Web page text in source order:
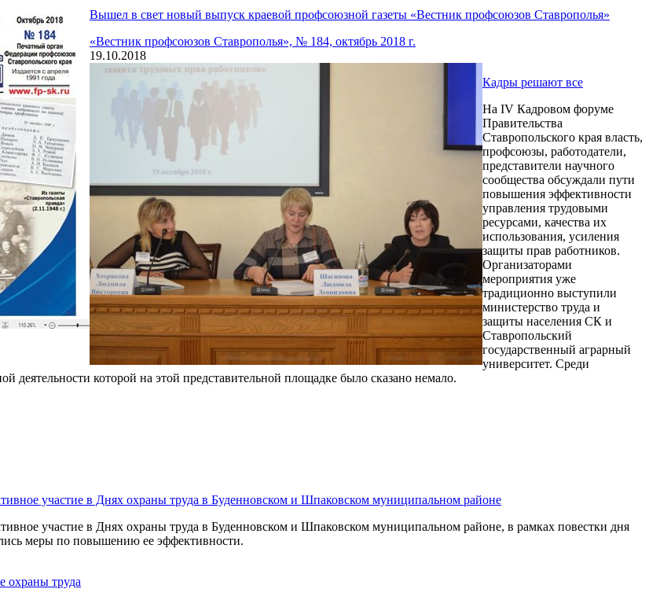
Вышел в свет новый выпуск краевой профсоюзной газеты «Вестник профсоюзов Ставрополья»
«Вестник профсоюзов Ставрополья», № 184, октябрь 2018 г.
19.10.2018
Кадры решают все
На IV Кадровом форуме
Правительства
Ставропольского края власть,
профсоюзы, работодатели,
представители научного
сообщества обсуждали пути
повышения эффективности
управления трудовыми
ресурсами, качества их
использования, усиления
защиты прав работников.
Организаторами
мероприятия уже
традиционно выступили
министерство труда и
защиты населения СК и
Ставропольский
государственный аграрный
университет. Среди
деятельности которой на этой представительной площадке было сказано немало.
участие в Днях охраны труда в Буденновском и Шпаковском муниципальном районе
участие в Днях охраны труда в Буденновском и Шпаковском муниципальном районе, в рамках повестки дня
меры по повышению ее эффективности.
охраны труда